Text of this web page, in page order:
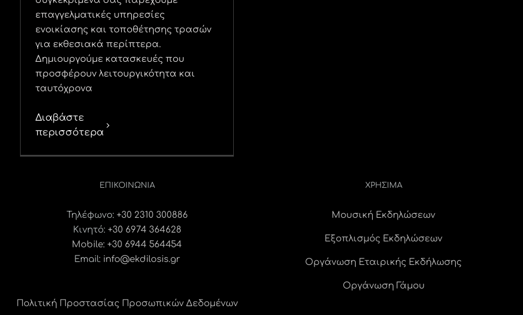
επαγγελματικές υπηρεσίες
ενοικίασης και τοποθέτησης τρασών
για εκθεσιακά περίπτερα.
Δημιουργούμε κατασκευές που
προσφέρουν λειτουργικότητα και
ταυτόχρονα
Διαβάστε
περισσότερα
ΕΠΙΚΟΙΝΩΝΊΑ
Τηλέφωνο: +30 2310 300886
Κινητό: +30 6974 364628
Mobile: +30 6944 564454
Email: info@ekdilosis.gr
Πολιτική Προστασίας Προσωπικών Δεδομένων
ΧΡΗΣΙΜΑ
Μουσική Εκδηλώσεων
Εξοπλισμός Εκδηλώσεων
Οργάνωση Εταιρικής Εκδήλωσης
Οργάνωση Γάμου